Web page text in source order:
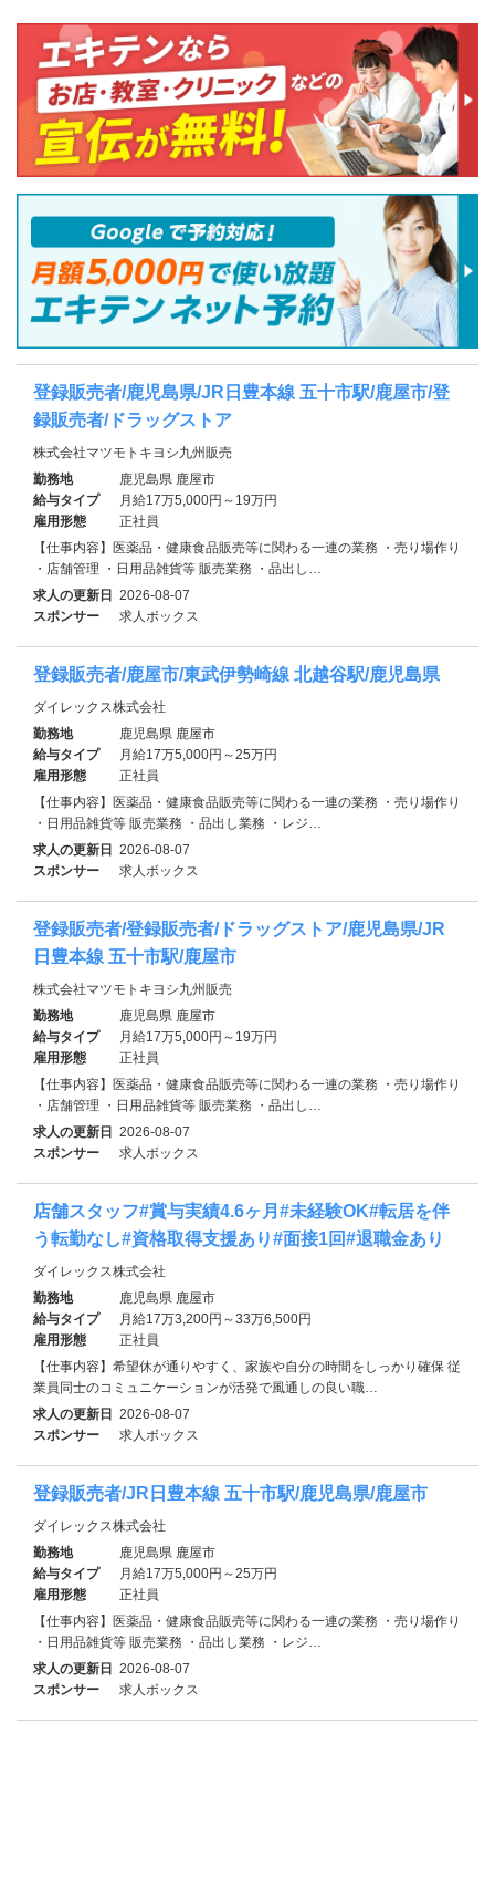
登録販売者/鹿児島県/JR日豊本線 五十市駅/鹿屋市/登
録販売者/ドラッグストア
株式会社マツモトキヨシ九州販売
勤務地
鹿児島県 鹿屋市
給与タイプ
月給17万5,000円～19万円
雇用形態
正社員
【仕事内容】医薬品・健康食品販売等に関わる一連の業務 ・売り場作り
・店舗管理 ・日用品雑貨等 販売業務 ・品出し…
求人の更新日 2026-08-07
スポンサー
求人ボックス
登録販売者/鹿屋市/東武伊勢崎線 北越谷駅/鹿児島県
ダイレックス株式会社
勤務地
鹿児島県 鹿屋市
給与タイプ
月給17万5,000円～25万円
雇用形態
正社員
【仕事内容】医薬品・健康食品販売等に関わる一連の業務 ・売り場作り
・日用品雑貨等 販売業務 ・品出し業務 ・レジ…
求人の更新日 2026-08-07
スポンサー
求人ボックス
登録販売者/登録販売者/ドラッグストア/鹿児島県/JR
日豊本線 五十市駅/鹿屋市
株式会社マツモトキヨシ九州販売
勤務地
鹿児島県 鹿屋市
給与タイプ
月給17万5,000円～19万円
雇用形態
正社員
【仕事内容】医薬品・健康食品販売等に関わる一連の業務 ・売り場作り
・店舗管理 ・日用品雑貨等 販売業務 ・品出し…
求人の更新日 2026-08-07
スポンサー
求人ボックス
店舗スタッフ#賞与実績4.6ヶ月#未経験OK#転居を伴
う転勤なし#資格取得支援あり#面接1回#退職金あり
ダイレックス株式会社
勤務地
鹿児島県 鹿屋市
給与タイプ
月給17万3,200円～33万6,500円
雇用形態
正社員
【仕事内容】希望休が通りやすく、家族や自分の時間をしっかり確保 従
業員同士のコミュニケーションが活発で風通しの良い職…
求人の更新日 2026-08-07
スポンサー
求人ボックス
登録販売者/JR日豊本線 五十市駅/鹿児島県/鹿屋市
ダイレックス株式会社
勤務地
鹿児島県 鹿屋市
給与タイプ
月給17万5,000円～25万円
雇用形態
正社員
【仕事内容】医薬品・健康食品販売等に関わる一連の業務 ・売り場作り
・日用品雑貨等 販売業務 ・品出し業務 ・レジ…
求人の更新日 2026-08-07
スポンサー
求人ボックス